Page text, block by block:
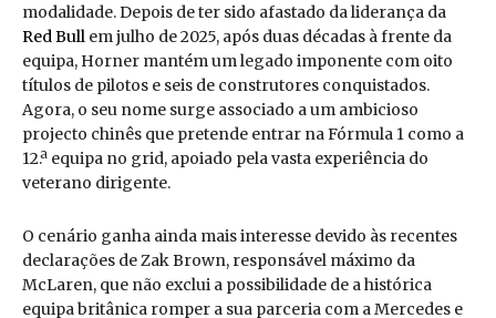
modalidade. Depois de ter sido afastado da liderança da
Red Bull em julho de 2025, após duas décadas à frente da
equipa, Horner mantém um legado imponente com oito
títulos de pilotos e seis de construtores conquistados.
Agora, o seu nome surge associado a um ambicioso
projecto chinês que pretende entrar na Fórmula 1 como a
12.ª equipa no grid, apoiado pela vasta experiência do
veterano dirigente.
O cenário ganha ainda mais interesse devido às recentes
declarações de Zak Brown, responsável máximo da
McLaren, que não exclui a possibilidade de a histórica
equipa britânica romper a sua parceria com a Mercedes e